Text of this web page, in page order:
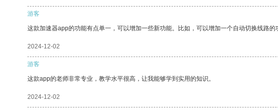
游客
这款加速器app的功能有点单一，可以增加一些新功能。比如，可以增加一个自动切换线路
2024-12-02
游客
这款app的老师非常专业，教学水平很高，让我能够学到实用的知识。
2024-12-02